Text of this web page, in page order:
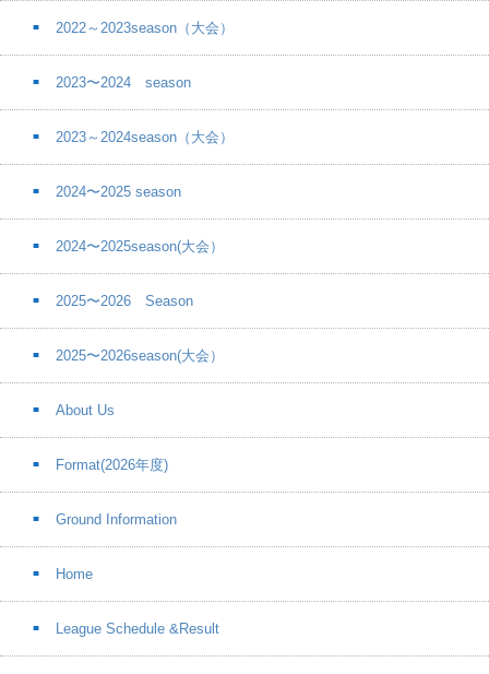
2022～2023season（大会）
2023〜2024 season
2023～2024season（大会）
2024〜2025 season
2024〜2025season(大会）
2025〜2026 Season
2025〜2026season(大会）
About Us
Format(2026年度)
Ground Information
Home
League Schedule &Result